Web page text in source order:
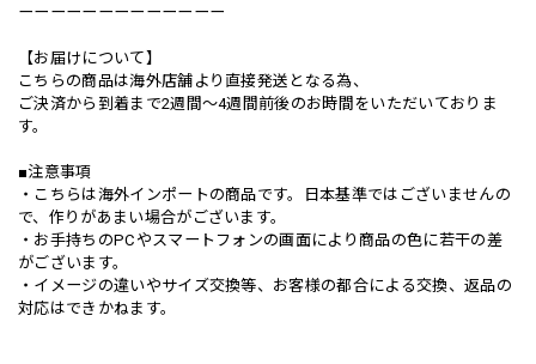
ーーーーーーーーーーーーー
【お届けについて】
こちらの商品は海外店舗より直接発送となる為、
ご決済から到着まで2週間〜4週間前後のお時間をいただいておりま
す。
■注意事項
・こちらは海外インポートの商品です。日本基準ではございませんの
で、作りがあまい場合がございます。
・お手持ちのPCやスマートフォンの画面により商品の色に若干の差
がございます。
・イメージの違いやサイズ交換等、お客様の都合による交換、返品の
対応はできかねます。